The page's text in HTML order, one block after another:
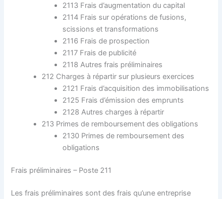
2113 Frais d’augmentation du capital
2114 Frais sur opérations de fusions,
scissions et transformations
2116 Frais de prospection
2117 Frais de publicité
2118 Autres frais préliminaires
212 Charges à répartir sur plusieurs exercices
2121 Frais d’acquisition des immobilisations
2125 Frais d’émission des emprunts
2128 Autres charges à répartir
213 Primes de remboursement des obligations
2130 Primes de remboursement des
obligations
Frais préliminaires – Poste 211
Les frais préliminaires sont des frais qu’une entreprise